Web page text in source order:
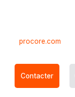
procore.com
Contacter